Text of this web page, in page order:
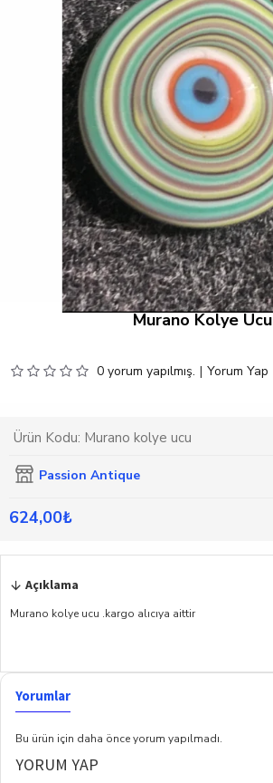
Murano Kolye Ucu
0 yorum yapılmış. | Yorum Yap
624,00₺
Ürün Kodu: Murano kolye ucu
Passion Antique
Açıklama
Murano kolye ucu .kargo alıcıya aittir
Yorumlar
Bu ürün için daha önce yorum yapılmadı.
YORUM YAP